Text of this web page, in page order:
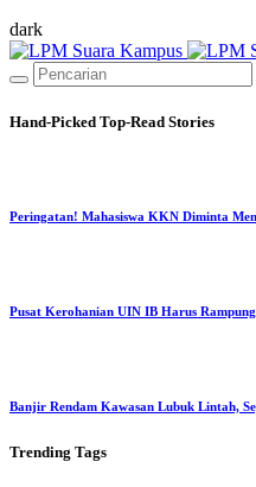
dark
Hand-Picked Top-Read Stories
Peringatan! Mahasiswa KKN Diminta
Pusat Kerohanian UIN IB Harus
Banjir Rendam Kawasan Lubuk Lintah,
Trending Tags